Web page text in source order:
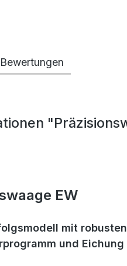
Bewertungen
EW
mit
und Eichung